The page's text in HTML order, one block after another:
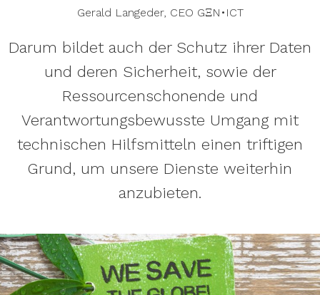
Gerald Langeder, CEO GΞN•ICT
Darum bildet auch der Schutz ihrer Daten
und deren Sicherheit, sowie der
Ressourcenschonende und
Verantwortungsbewusste Umgang mit
technischen Hilfsmitteln einen triftigen
Grund, um unsere Dienste weiterhin
anzubieten.